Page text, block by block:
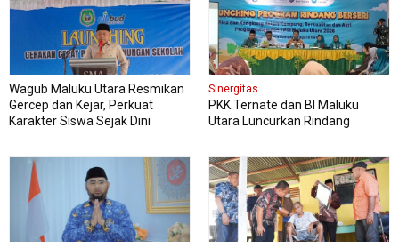
Wagub Maluku Utara Resmikan
Gercep dan Kejar, Perkuat
Karakter Siswa Sejak Dini
Sinergitas
PKK Ternate dan BI Maluku
Utara Luncurkan Rindang